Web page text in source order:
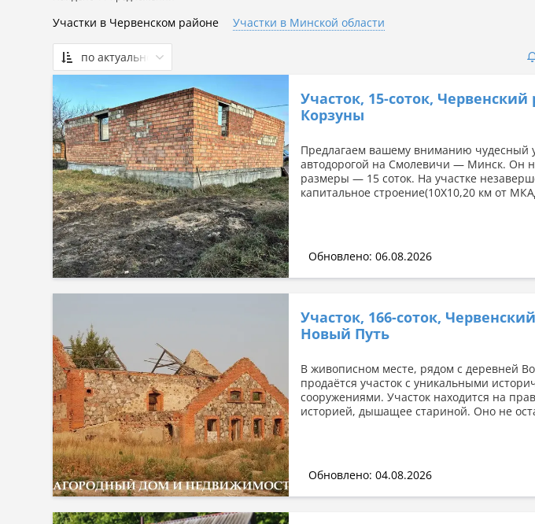
Участки в Червенском районе Участки в Минской области
по актуальности
По актуальности
Сначала дешевые
Сначала дорогие
По площади: большая → малая
По площади: малая → большая
Участок, 15-соток, Червенский
Корзуны
Предлагаем вашему вниманию чудесный
автодорогой на Смолевичи — Минск. Он
размеры — 15 соток. На участке
капитальное строение(10Х10,20 км от
Обновлено: 06.08.2026
Участок, 166-соток,
Новый Путь
В живописном месте, рядом с деревней
продаётся участок с уникальными
сооружениями. Участок находится на
историей, дышащее стариной. Оно не
Обновлено: 04.08.2026